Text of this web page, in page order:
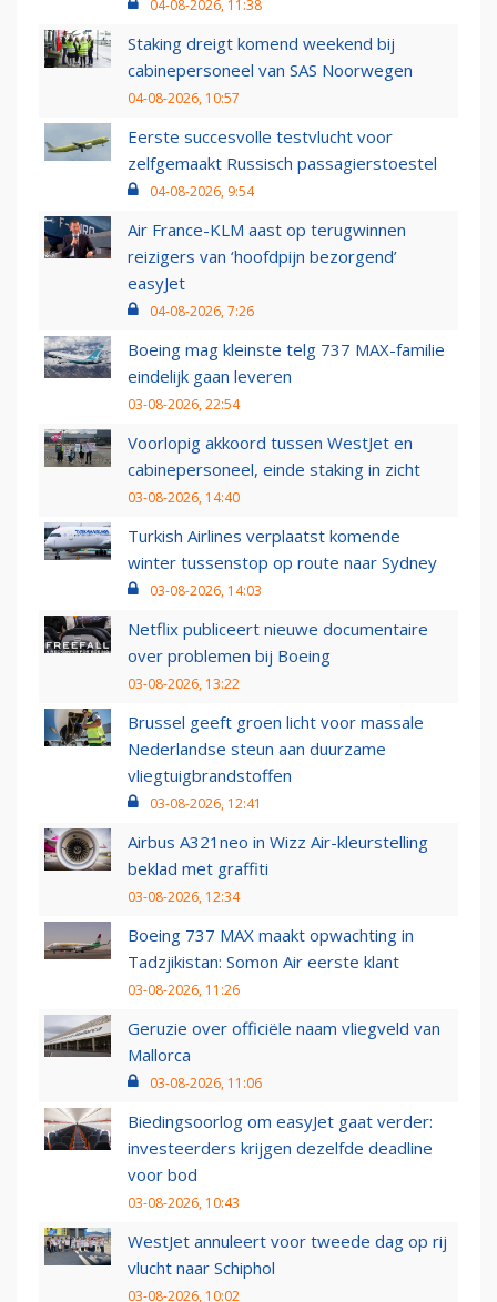
04-08-2026, 11:38
Staking dreigt komend weekend bij
cabinepersoneel van SAS Noorwegen
04-08-2026, 10:57
Eerste succesvolle testvlucht voor
zelfgemaakt Russisch passagierstoestel
04-08-2026, 9:54
Air France-KLM aast op terugwinnen
reizigers van ‘hoofdpijn bezorgend’
easyJet
04-08-2026, 7:26
Boeing mag kleinste telg 737 MAX-familie
eindelijk gaan leveren
03-08-2026, 22:54
Voorlopig akkoord tussen WestJet en
cabinepersoneel, einde staking in zicht
03-08-2026, 14:40
Turkish Airlines verplaatst komende
winter tussenstop op route naar Sydney
03-08-2026, 14:03
Netflix publiceert nieuwe documentaire
over problemen bij Boeing
03-08-2026, 13:22
Brussel geeft groen licht voor massale
Nederlandse steun aan duurzame
vliegtuigbrandstoffen
03-08-2026, 12:41
Airbus A321neo in Wizz Air-kleurstelling
beklad met graffiti
03-08-2026, 12:34
Boeing 737 MAX maakt opwachting in
Tadzjikistan: Somon Air eerste klant
03-08-2026, 11:26
Geruzie over officiële naam vliegveld van
Mallorca
03-08-2026, 11:06
Biedingsoorlog om easyJet gaat verder:
investeerders krijgen dezelfde deadline
voor bod
03-08-2026, 10:43
WestJet annuleert voor tweede dag op rij
vlucht naar Schiphol
03-08-2026, 10:02